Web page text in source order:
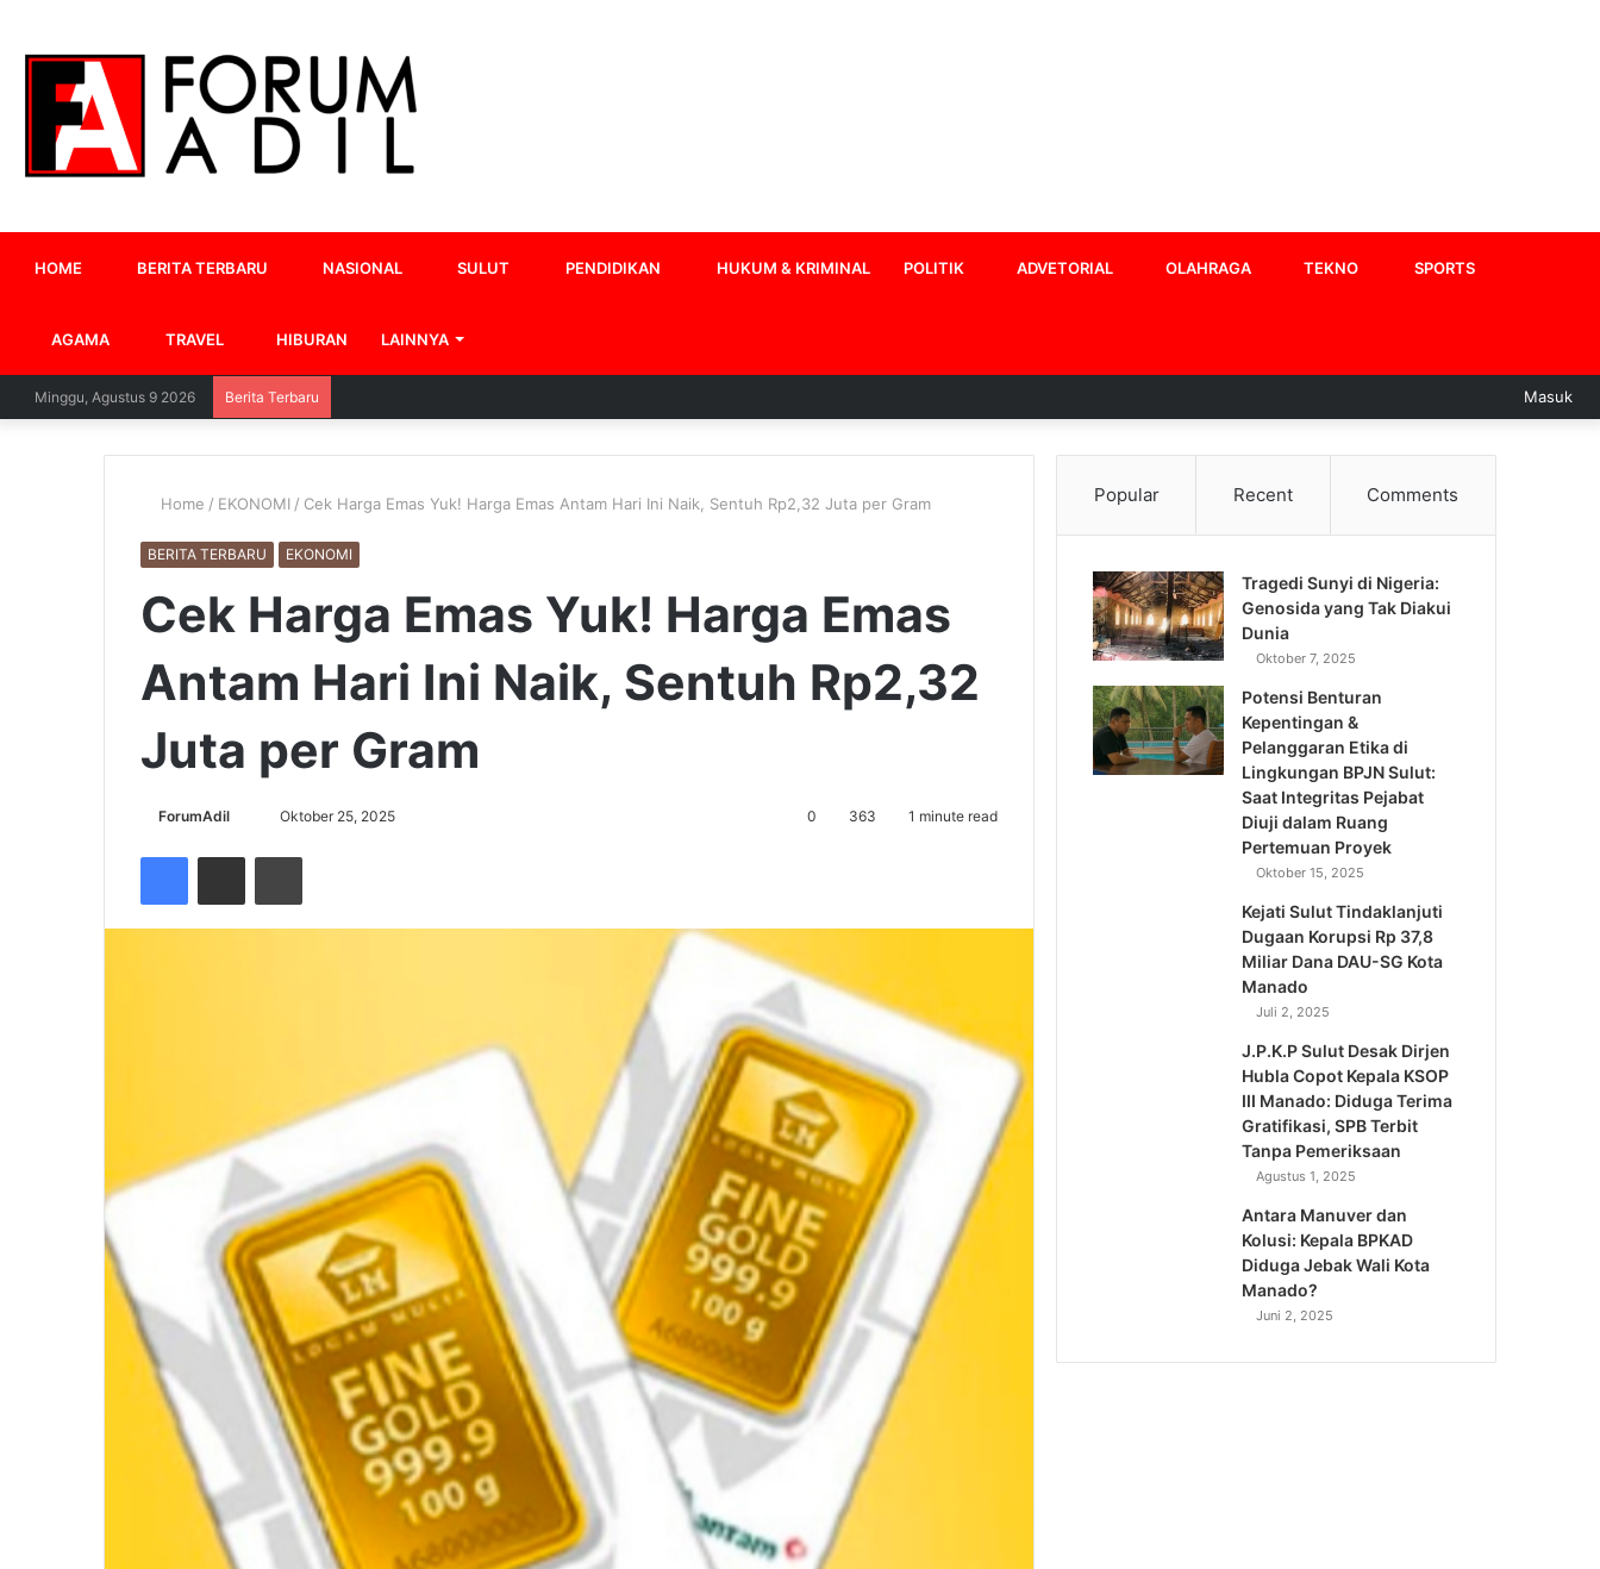
HOME BERITA TERBARU NASIONAL SULUT PENDIDIKAN HUKUM & KRIMINAL POLITIK ADVETORIAL OLAHRAGA TEKNO SPORTS
AGAMA TRAVEL HIBURAN LAINNYA
Minggu, Agustus 9 2026 Berita Terbaru Masuk
Home / EKONOMI / Cek Harga Emas Yuk! Harga Emas Antam Hari Ini Naik, Sentuh Rp2,32 Juta per Gram
BERITA TERBARU EKONOMI
Cek Harga Emas Yuk! Harga Emas
Antam Hari Ini Naik, Sentuh Rp2,32
Juta per Gram
ForumAdil
SendOktober 25, 2025 0 363 1 minute read
FacebookShare via Email Cetak
Popular Recent Comments
Tragedi Sunyi di Nigeria:
Genosida yang Tak Diakui
Dunia
Oktober 7, 2025
Potensi Benturan
Kepentingan &
Pelanggaran Etika di
Lingkungan BPJN Sulut:
Saat Integritas Pejabat
Diuji dalam Ruang
Pertemuan Proyek
Oktober 15, 2025
Kejati Sulut Tindaklanjuti
Dugaan Korupsi Rp 37,8
Miliar Dana DAU-SG Kota
Manado
Juli 2, 2025
J.P.K.P Sulut Desak Dirjen
Hubla Copot Kepala KSOP
III Manado: Diduga Terima
Gratifikasi, SPB Terbit
Tanpa Pemeriksaan
Agustus 1, 2025
Antara Manuver dan
Kolusi: Kepala BPKAD
Diduga Jebak Wali Kota
Manado?
Juni 2, 2025